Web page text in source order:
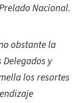
Nacional.
obstante la
y
los resortes